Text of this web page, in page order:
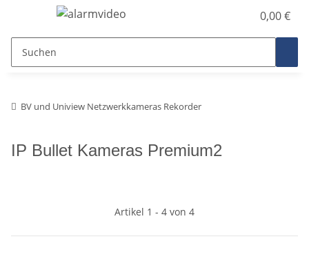
0,00 €
BV und Uniview Netzwerkkameras Rekorder
IP Bullet Kameras Premium2
Artikel 1 - 4 von 4